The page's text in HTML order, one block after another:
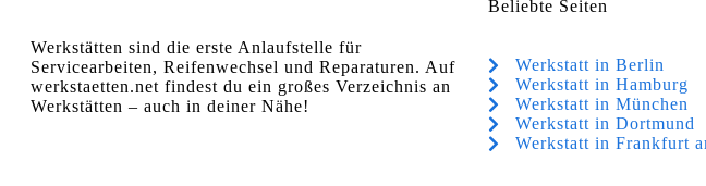
Werkstätten sind die erste Anlaufstelle für
Servicearbeiten, Reifenwechsel und Reparaturen. Auf
werkstaetten.net findest du ein großes Verzeichnis an
Werkstätten – auch in deiner Nähe!
Beliebte Seiten
Werkstatt in Berlin
Werkstatt in Hamburg
Werkstatt in München
Werkstatt in Dortmund
Werkstatt in Frankfurt